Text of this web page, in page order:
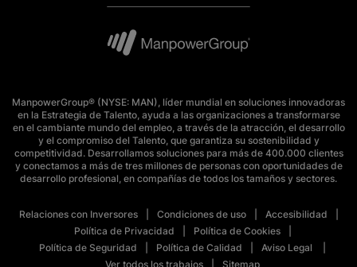
ManpowerGroup® (NYSE: MAN), líder mundial en soluciones innovadoras
en la Estrategia de Talento, ayuda a las organizaciones a transformarse
en el cambiante mundo del empleo, a través de la atracción, el desarrollo
y el compromiso del Talento, que garantiza su sostenibilidad y
competitividad. Desarrollamos soluciones para más de 400.000 clientes
y conectamos a más de tres millones de personas con oportunidades de
desarrollo profesional, en compañías de todos los tamaños y sectores.
Relaciones con Inversores Condiciones de uso
Accesibilidad
Política de Privacidad
Política de Cookies
Política de Seguridad
Política de Calidad
Aviso Legal
Ver todos los trabajos
Sitemap